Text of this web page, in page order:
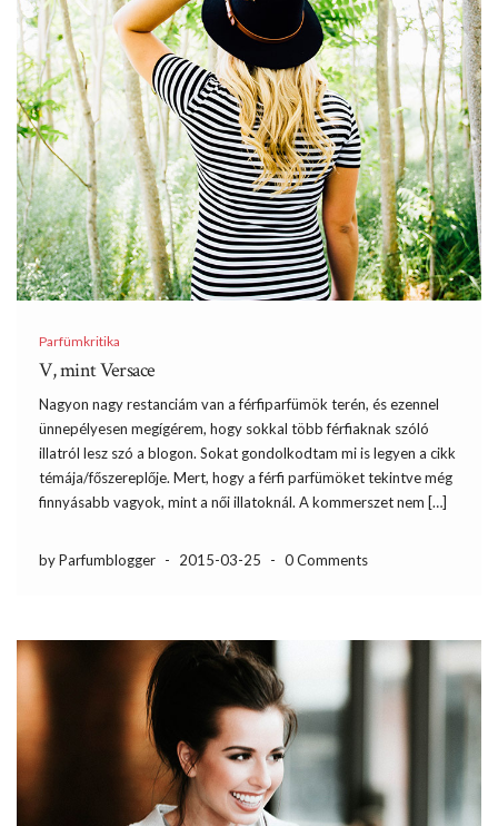
Parfümkritika
V, mint Versace
Nagyon nagy restanciám van a férfiparfümök terén, és ezennel
ünnepélyesen megígérem, hogy sokkal több férfiaknak szóló
illatról lesz szó a blogon. Sokat gondolkodtam mi is legyen a cikk
témája/főszereplője. Mert, hogy a férfi parfümöket tekintve még
finnyásabb vagyok, mint a női illatoknál. A kommerszet nem […]
by Parfumblogger - 2015-03-25 - 0 Comments